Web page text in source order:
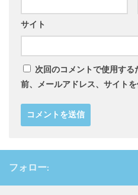
サイト
次回のコメントで使用す
前、メールアドレス、サイトを
フォロー: